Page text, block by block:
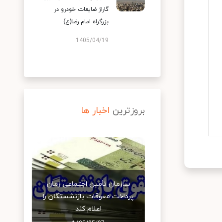
گاراژ ضایعات خودرو در
بزرگراه امام رضا(ع)
1405/04/19
بروزترین اخبار ها
سازمان تأمین اجتماعی زمان
پرداخت معوقات بازنشستگان را
اعلام کند